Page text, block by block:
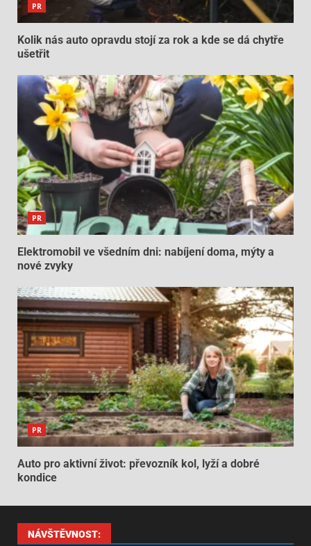
PR
Kolik nás auto opravdu stojí za rok a kde se dá chytře
ušetřit
PR
Elektromobil ve všedním dni: nabíjení doma, mýty a
nové zvyky
PR
Auto pro aktivní život: převozník kol, lyží a dobré
kondice
NÁVŠTĚVNOST: